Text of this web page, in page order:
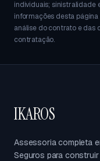
individuais; sinistralidade
informações desta
análise do contrato e das
contratação.
IKAROS
Assessoria completa
Seguros para